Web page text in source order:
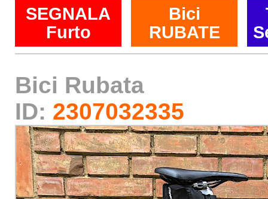
SEGNALA
Furto
Bici
RUBATE
Bici Rubata
ID: 2307032335